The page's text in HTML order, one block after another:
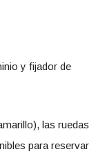
y fijador de
las ruedas
para reservar